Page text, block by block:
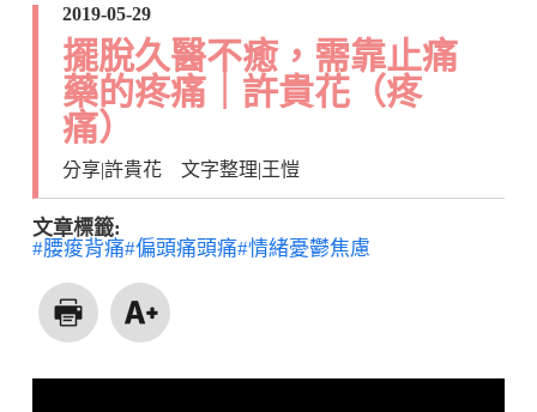
2019-05-29
擺脫久醫不癒，需靠止痛
藥的疼痛｜許貴花（疼
痛）
分享|許貴花 文字整理|王愷
文章標籤:
#腰痠背痛#偏頭痛頭痛#情緒憂鬱焦慮